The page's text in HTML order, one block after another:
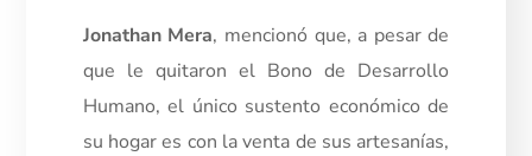
Jonathan Mera, mencionó que, a pesar de
que le quitaron el Bono de Desarrollo
Humano, el único sustento económico de
su hogar es con la venta de sus artesanías,